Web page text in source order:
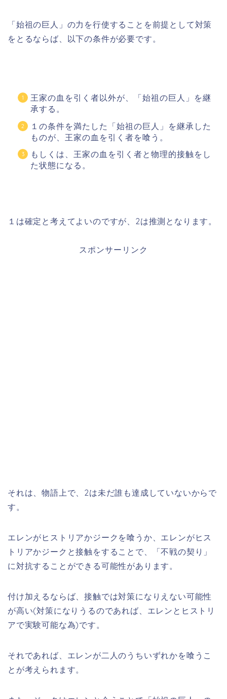
「始祖の巨人」の力を行使することを前提として対策
をとるならば、以下の条件が必要です。
王家の血を引く者以外が、「始祖の巨人」を継
承する。
１の条件を満たした「始祖の巨人」を継承した
ものが、王家の血を引く者を喰う。
もしくは、王家の血を引く者と物理的接触をし
た状態になる。
１は確定と考えてよいのですが、2は推測となります。
スポンサーリンク
それは、物語上で、2は未だ誰も達成していないからで
す。
エレンがヒストリアかジークを喰うか、エレンがヒス
トリアかジークと接触をすることで、「不戦の契り」
に対抗することができる可能性があります。
付け加えるならば、接触では対策になりえない可能性
が高い(対策になりうるのであれば、エレンとヒストリ
アで実験可能な為)です。
それであれば、エレンが二人のうちいずれかを喰うこ
とが考えられます。